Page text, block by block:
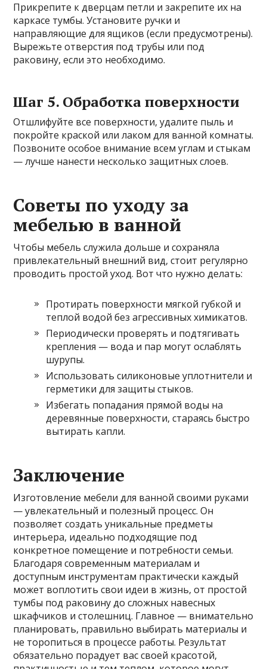
Прикрепите к дверцам петли и закрепите их на
каркасе тумбы. Установите ручки и
направляющие для ящиков (если предусмотрены).
Вырежьте отверстия под трубы или под
раковину, если это необходимо.
Шаг 5. Обработка поверхности
Отшлифуйте все поверхности, удалите пыль и
покройте краской или лаком для ванной комнаты.
Позвоните особое внимание всем углам и стыкам
— лучше нанести несколько защитных слоев.
Советы по уходу за
мебелью в ванной
Чтобы мебель служила дольше и сохраняла
привлекательный внешний вид, стоит регулярно
проводить простой уход. Вот что нужно делать:
Протирать поверхности мягкой губкой и
теплой водой без агрессивных химикатов.
Периодически проверять и подтягивать
крепления — вода и пар могут ослаблять
шурупы.
Использовать силиконовые уплотнители и
герметики для защиты стыков.
Избегать попадания прямой воды на
деревянные поверхности, стараясь быстро
вытирать капли.
Заключение
Изготовление мебели для ванной своими руками
— увлекательный и полезный процесс. Он
позволяет создать уникальные предметы
интерьера, идеально подходящие под
конкретное помещение и потребности семьи.
Благодаря современным материалам и
доступным инструментам практически каждый
может воплотить свои идеи в жизнь, от простой
тумбы под раковину до сложных навесных
шкафчиков и столешниц. Главное — внимательно
планировать, правильно выбирать материалы и
не торопиться в процессе работы. Результат
обязательно порадует вас своей красотой,